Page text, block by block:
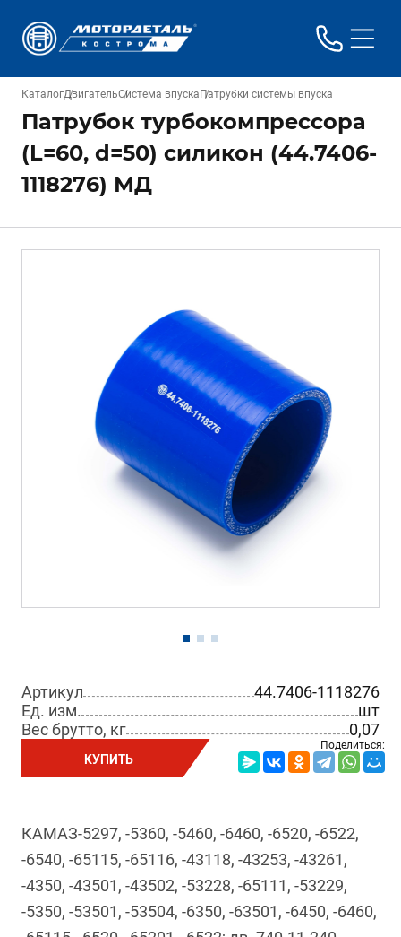
КаталогДвигательСистема впуска Патрубки системы впуска
Патрубок турбокомпрессора
(L=60, d=50) силикон (44.7406-
1118276) МД
Артикул
44.7406-1118276
Ед. изм.
шт
Вес брутто, кг
0,07
КУПИТЬ
Поделиться:
КАМАЗ-5297, -5360, -5460, -6460, -6520, -6522,
-6540, -65115, -65116, -43118, -43253, -43261,
-4350, -43501, -43502, -53228, -65111, -53229,
-5350, -53501, -53504, -6350, -63501, -6450, -6460,